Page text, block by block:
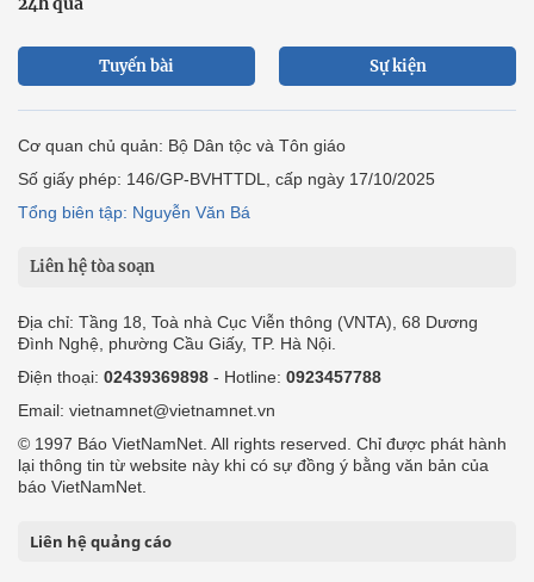
Tuyến bài Sự kiện
Cơ quan chủ quản: Bộ Dân tộc và Tôn giáo
Số giấy phép: 146/GP-BVHTTDL, cấp ngày 17/10/2025
Tổng biên tập: Nguyễn Văn Bá
Liên hệ tòa soạn
Địa chỉ: Tầng 18, Toà nhà Cục Viễn thông (VNTA), 68 Dương
Đình Nghệ, phường Cầu Giấy, TP. Hà Nội.
Điện thoại: 02439369898 - Hotline: 0923457788
Email: vietnamnet@vietnamnet.vn
© 1997 Báo VietNamNet. All rights reserved. Chỉ được phát hành
lại thông tin từ website này khi có sự đồng ý bằng văn bản của
báo VietNamNet.
Liên hệ quảng cáo